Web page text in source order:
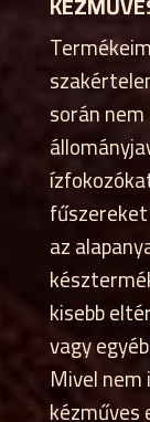
során
az
kisebb
vagy
Mivel
kézműves